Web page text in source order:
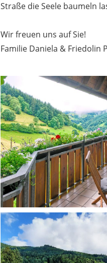
Straße die Seele baumeln
Wir freuen uns auf Sie!
Familie Daniela & Friedolin